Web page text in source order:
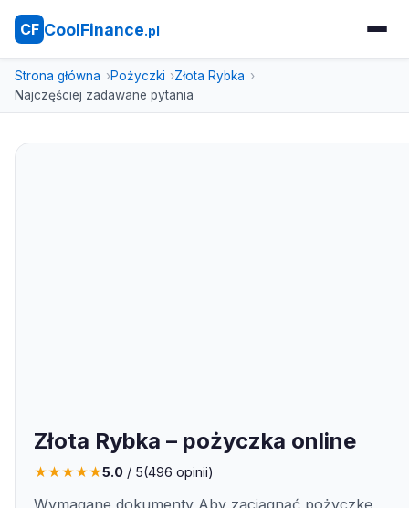
CF CoolFinance.pl
Strona główna Pożyczki
Złota Rybka
Najczęściej zadawane pytania
Złota Rybka – pożyczka online
★★★★★5.0 / 5(496 opinii)
Wymagane dokumenty Aby zaciągnąć pożyczkę